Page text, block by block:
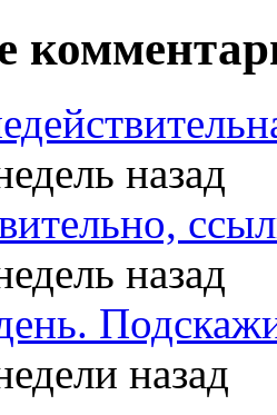
назад
назад
назад